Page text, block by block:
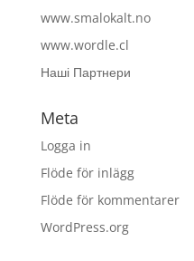
www.smalokalt.no
www.wordle.cl
Наші Партнери
Meta
Logga in
Flöde för inlägg
Flöde för kommentarer
WordPress.org